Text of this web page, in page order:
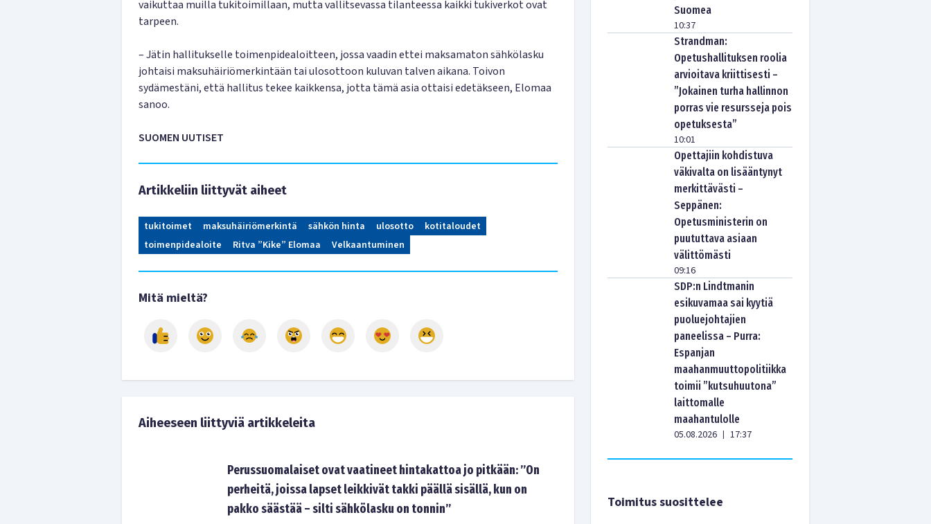
vaikuttaa muilla tukitoimillaan, mutta vallitsevassa tilanteessa kaikki tukiverkot ovat
tarpeen.
– Jätin hallitukselle toimenpidealoitteen, jossa vaadin ettei maksamaton sähkölasku
johtaisi maksuhäiriömerkintään tai ulosottoon kuluvan talven aikana. Toivon
sydämestäni, että hallitus tekee kaikkensa, jotta tämä asia ottaisi edetäkseen, Elomaa
sanoo.
SUOMEN UUTISET
Artikkeliin liittyvät aiheet
tukitoimet maksuhäiriömerkintä sähkön hinta ulosotto
kotitaloudet
toimenpidealoite
Ritva ”Kike” Elomaa Velkaantuminen
Mitä mieltä?
Aiheeseen liittyviä artikkeleita
Perussuomalaiset ovat vaatineet hintakattoa jo pitkään: ”On
perheitä, joissa lapset leikkivät takki päällä sisällä, kun on
pakko säästää – silti sähkölasku on tonnin”
Suomea
10:37
Strandman:
Opetushallituksen roolia
arvioitava kriittisesti –
”Jokainen turha hallinnon
porras vie resursseja pois
opetuksesta”
10:01
Opettajiin kohdistuva
väkivalta on lisääntynyt
merkittävästi –
Seppänen:
Opetusministerin on
puututtava asiaan
välittömästi
09:16
SDP:n Lindtmanin
esikuvamaa sai kyytiä
puoluejohtajien
paneelissa – Purra:
Espanjan
maahanmuuttopolitiikka
toimii ”kutsuhuutona”
laittomalle
maahantulolle
05.08.2026 | 17:37
Toimitus suosittelee